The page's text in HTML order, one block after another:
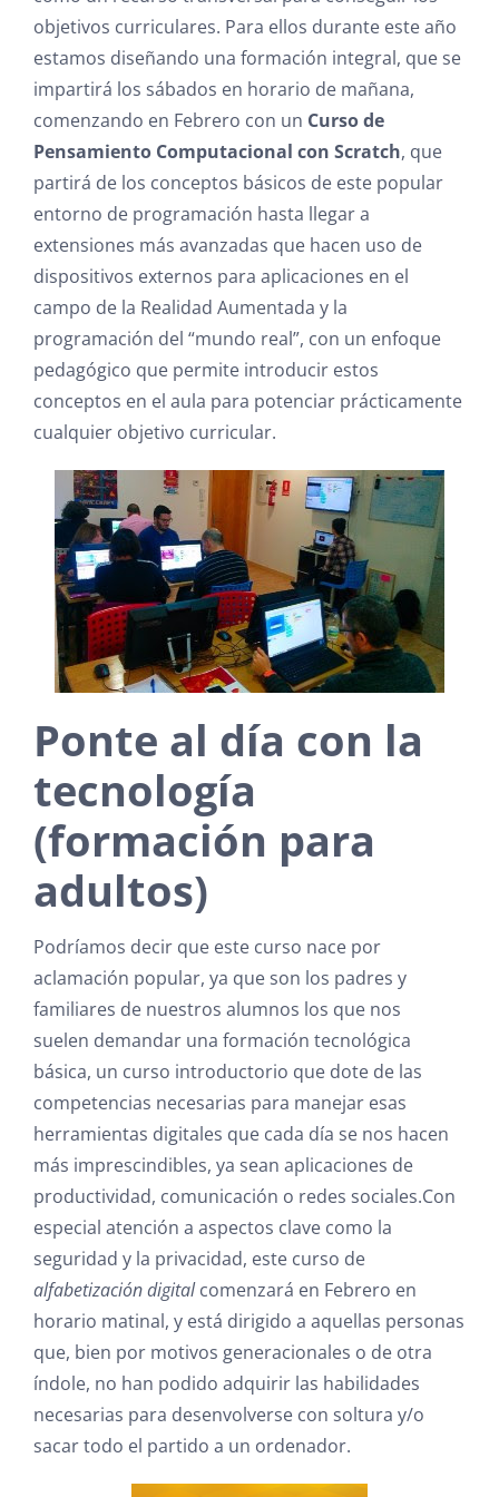
objetivos curriculares. Para ellos durante este año
estamos diseñando una formación integral, que se
impartirá los sábados en horario de mañana,
comenzando en Febrero con un Curso de
Pensamiento Computacional con Scratch, que
partirá de los conceptos básicos de este popular
entorno de programación hasta llegar a
extensiones más avanzadas que hacen uso de
dispositivos externos para aplicaciones en el
campo de la Realidad Aumentada y la
programación del “mundo real”, con un enfoque
pedagógico que permite introducir estos
conceptos en el aula para potenciar prácticamente
cualquier objetivo curricular.
Ponte al día con la
tecnología
(formación para
adultos)
Podríamos decir que este curso nace por
aclamación popular, ya que son los padres y
familiares de nuestros alumnos los que nos
suelen demandar una formación tecnológica
básica, un curso introductorio que dote de las
competencias necesarias para manejar esas
herramientas digitales que cada día se nos hacen
más imprescindibles, ya sean aplicaciones de
productividad, comunicación o redes sociales.Con
especial atención a aspectos clave como la
seguridad y la privacidad, este curso de
alfabetización digitalcomenzará en Febrero en
horario matinal, y está dirigido a aquellas personas
que, bien por motivos generacionales o de otra
índole, no han podido adquirir las habilidades
necesarias para desenvolverse con soltura y/o
sacar todo el partido a un ordenador.